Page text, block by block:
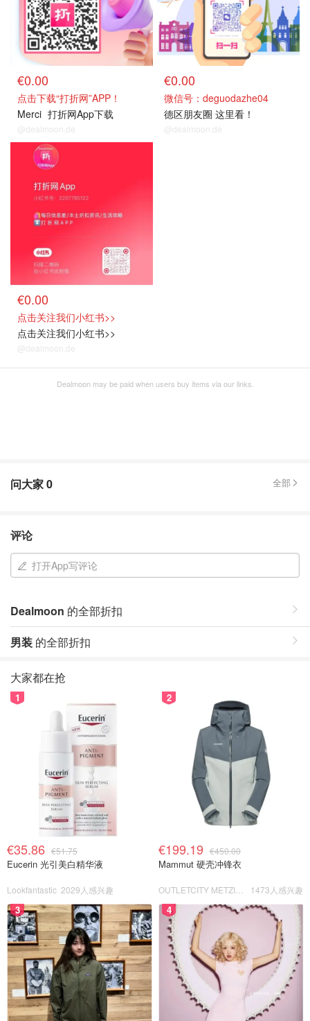
€0.00
点击下载“打折网”APP！
Merci 打折网App下载
@dealmoon.de
€0.00
微信号：deguodazhe04
德区朋友圈 这里看！
@dealmoon.de
关注我们~
€0.00
点击关注我们小红书>>
点击关注我们小红书>>
@dealmoon.de
Dealmoon may be paid when users buy items via our links.
问大家0 全部
评论
打开App写评论
Dealmoon 的全部折扣
男装 的全部折扣
大家都在抢
1
€35.86 €51.75
Eucerin 光引美白精华液
Lookfantastic 2029人感兴趣
2
€199.19 €450.00
Mammut 硬壳冲锋衣
1473人感兴趣
3 4